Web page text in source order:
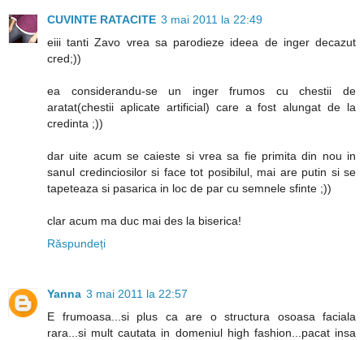
CUVINTE RATACITE 3 mai 2011 la 22:49
eiii tanti Zavo vrea sa parodieze ideea de inger decazut
cred;))
ea considerandu-se un inger frumos cu chestii de
aratat(chestii aplicate artificial) care a fost alungat de la
credinta ;))
dar uite acum se caieste si vrea sa fie primita din nou in
sanul credinciosilor si face tot posibilul, mai are putin si se
tapeteaza si pasarica in loc de par cu semnele sfinte ;))
clar acum ma duc mai des la biserica!
Răspundeți
Yanna 3 mai 2011 la 22:57
E frumoasa...si plus ca are o structura osoasa faciala
rara...si mult cautata in domeniul high fashion...pacat insa